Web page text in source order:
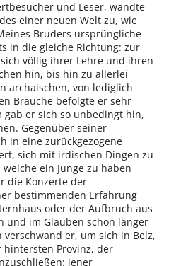
und Leser, wandte
einer neuen Welt zu, wie
Bruders ursprüngliche
in die gleiche Richtung: zur
völlig ihrer Lehre und ihren
hin, bis hin zu allerlei
archaischen, von lediglich
Bräuche befolgte er sehr
er sich so unbedingt hin,
Gegenüber seiner
in eine zurückgezogene
sich mit irdischen Dingen zu
ein Junge zu haben
die Konzerte der
bestimmenden Erfahrung
oder der Aufbruch aus
und im Glauben schon länger
er, um sich in Belz,
Provinz, der
jener